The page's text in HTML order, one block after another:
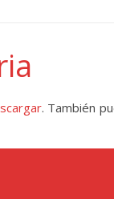
. También